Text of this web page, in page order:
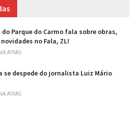
do Parque do Carmo fala sobre obras,
no Fala, ZL!
ATRÁS
se despede do jornalista Luiz Mário
ATRÁS